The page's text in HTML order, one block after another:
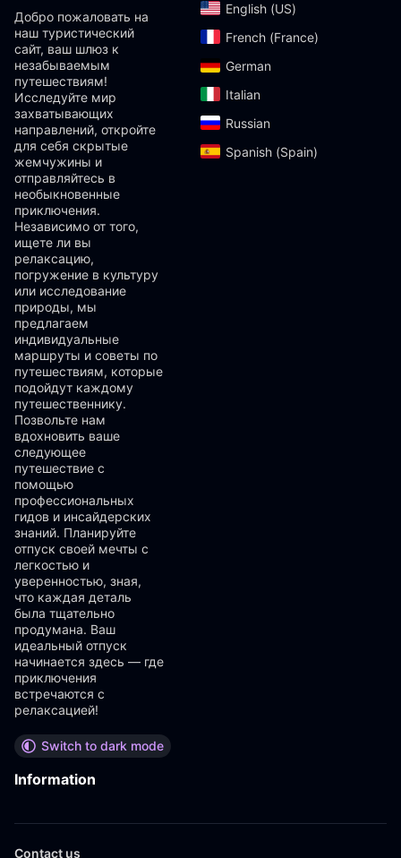
Добро пожаловать на
наш туристический
сайт, ваш шлюз к
незабываемым
путешествиям!
Исследуйте мир
захватывающих
направлений, откройте
для себя скрытые
жемчужины и
отправляйтесь в
необыкновенные
приключения.
Независимо от того,
ищете ли вы
релаксацию,
погружение в культуру
или исследование
природы, мы
предлагаем
индивидуальные
маршруты и советы по
путешествиям, которые
подойдут каждому
путешественнику.
Позвольте нам
вдохновить ваше
следующее
путешествие с
помощью
профессиональных
гидов и инсайдерских
знаний. Планируйте
отпуск своей мечты с
легкостью и
уверенностью, зная,
что каждая деталь
была тщательно
продумана. Ваш
идеальный отпуск
начинается здесь — где
приключения
встречаются с
релаксацией!
Switch to dark mode
English (US)‎
French (France)‎
German‎
Italian‎
Russian‎
Spanish (Spain)‎
Information
Contact us